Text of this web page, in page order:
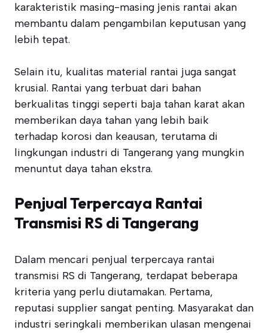
karakteristik masing-masing jenis rantai akan
membantu dalam pengambilan keputusan yang
lebih tepat.
Selain itu, kualitas material rantai juga sangat
krusial. Rantai yang terbuat dari bahan
berkualitas tinggi seperti baja tahan karat akan
memberikan daya tahan yang lebih baik
terhadap korosi dan keausan, terutama di
lingkungan industri di Tangerang yang mungkin
menuntut daya tahan ekstra.
Penjual Terpercaya Rantai
Transmisi RS di Tangerang
Dalam mencari penjual terpercaya rantai
transmisi RS di Tangerang, terdapat beberapa
kriteria yang perlu diutamakan. Pertama,
reputasi supplier sangat penting. Masyarakat dan
industri seringkali memberikan ulasan mengenai